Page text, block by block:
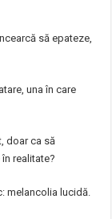
să epateze,
una în care
doar ca să
realitate?
melancolia lucidă.